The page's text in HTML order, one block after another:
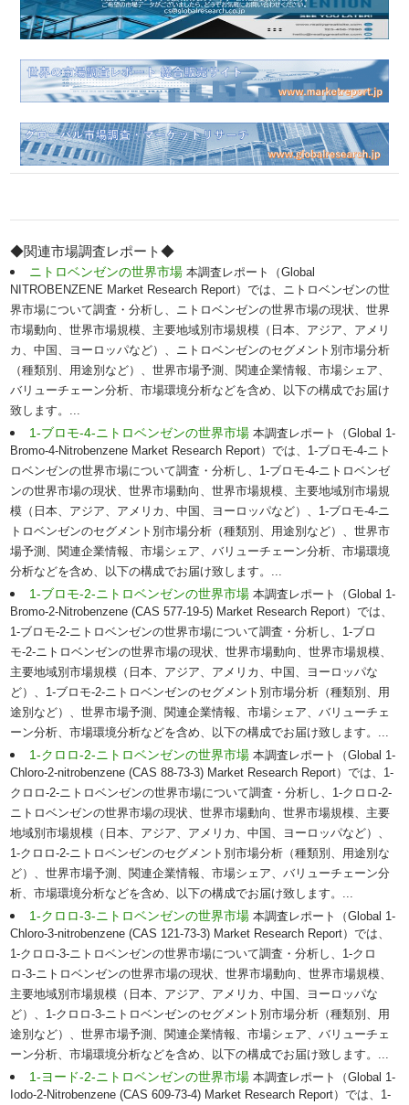
◆関連市場調査レポート◆
ニトロベンゼンの世界市場本調査レポート（Global
NITROBENZENE Market Research Report）では、ニトロベンゼンの世
界市場について調査・分析し、ニトロベンゼンの世界市場の現状、世界
市場動向、世界市場規模、主要地域別市場規模（日本、アジア、アメリ
カ、中国、ヨーロッパなど）、ニトロベンゼンのセグメント別市場分析
（種類別、用途別など）、世界市場予測、関連企業情報、市場シェア、
バリューチェーン分析、市場環境分析などを含め、以下の構成でお届け
致します。...
1-ブロモ-4-ニトロベンゼンの世界市場本調査レポート（Global 1-
Bromo-4-Nitrobenzene Market Research Report）では、1-ブロモ-4-ニト
ロベンゼンの世界市場について調査・分析し、1-ブロモ-4-ニトロベンゼ
ンの世界市場の現状、世界市場動向、世界市場規模、主要地域別市場規
模（日本、アジア、アメリカ、中国、ヨーロッパなど）、1-ブロモ-4-ニ
トロベンゼンのセグメント別市場分析（種類別、用途別など）、世界市
場予測、関連企業情報、市場シェア、バリューチェーン分析、市場環境
分析などを含め、以下の構成でお届け致します。...
1-ブロモ-2-ニトロベンゼンの世界市場本調査レポート（Global 1-
Bromo-2-Nitrobenzene (CAS 577-19-5) Market Research Report）では、
1-ブロモ-2-ニトロベンゼンの世界市場について調査・分析し、1-ブロ
モ-2-ニトロベンゼンの世界市場の現状、世界市場動向、世界市場規模、
主要地域別市場規模（日本、アジア、アメリカ、中国、ヨーロッパな
ど）、1-ブロモ-2-ニトロベンゼンのセグメント別市場分析（種類別、用
途別など）、世界市場予測、関連企業情報、市場シェア、バリューチェ
ーン分析、市場環境分析などを含め、以下の構成でお届け致します。...
1-クロロ-2-ニトロベンゼンの世界市場本調査レポート（Global 1-
Chloro-2-nitrobenzene (CAS 88-73-3) Market Research Report）では、1-
クロロ-2-ニトロベンゼンの世界市場について調査・分析し、1-クロロ-2-
ニトロベンゼンの世界市場の現状、世界市場動向、世界市場規模、主要
地域別市場規模（日本、アジア、アメリカ、中国、ヨーロッパなど）、
1-クロロ-2-ニトロベンゼンのセグメント別市場分析（種類別、用途別な
ど）、世界市場予測、関連企業情報、市場シェア、バリューチェーン分
析、市場環境分析などを含め、以下の構成でお届け致します。...
1-クロロ-3-ニトロベンゼンの世界市場本調査レポート（Global 1-
Chloro-3-nitrobenzene (CAS 121-73-3) Market Research Report）では、
1-クロロ-3-ニトロベンゼンの世界市場について調査・分析し、1-クロ
ロ-3-ニトロベンゼンの世界市場の現状、世界市場動向、世界市場規模、
主要地域別市場規模（日本、アジア、アメリカ、中国、ヨーロッパな
ど）、1-クロロ-3-ニトロベンゼンのセグメント別市場分析（種類別、用
途別など）、世界市場予測、関連企業情報、市場シェア、バリューチェ
ーン分析、市場環境分析などを含め、以下の構成でお届け致します。...
1-ヨード-2-ニトロベンゼンの世界市場本調査レポート（Global 1-
Iodo-2-Nitrobenzene (CAS 609-73-4) Market Research Report）では、1-